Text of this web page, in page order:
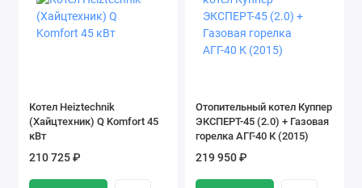
Котел Heiztechnik
(Хайцтехник) Q Komfort 45
кВт
210 725 ₽
Отопительный котел Куппер
ЭКСПЕРТ-45 (2.0) + Газовая
горелка АГГ-40 К (2015)
219 950 ₽